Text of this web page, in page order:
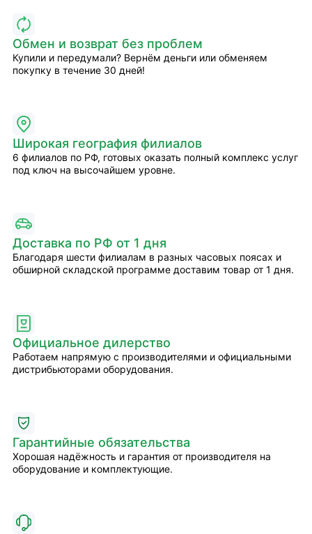
Обмен и возврат без проблем
Купили и передумали? Вернём деньги или обменяем
покупку в течение 30 дней!
Широкая география филиалов
6 филиалов по РФ, готовых оказать полный комплекс услуг
под ключ на высочайшем уровне.
Доставка по РФ от 1 дня
Благодаря шести филиалам в разных часовых поясах и
обширной складской программе доставим товар от 1 дня.
Официальное дилерство
Работаем напрямую с производителями и официальными
дистрибьюторами оборудования.
Гарантийные обязательства
Хорошая надёжность и гарантия от производителя на
оборудование и комплектующие.